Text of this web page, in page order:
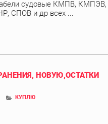
судовые КМПВ, КМПЭВ,
СПОВ и др всех ...
НОВУЮ,ОСТАТКИ
КУПЛЮ